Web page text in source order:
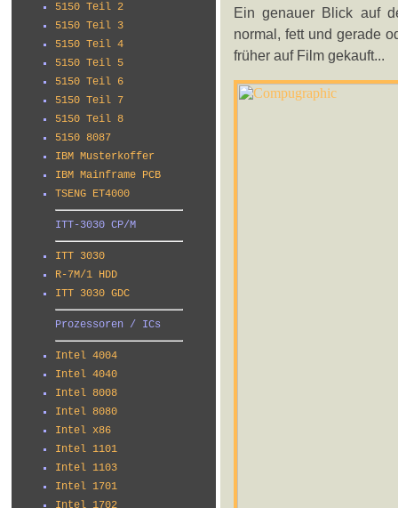
5150 Teil 2
5150 Teil 3
5150 Teil 4
5150 Teil 5
5150 Teil 6
5150 Teil 7
5150 Teil 8
5150 8087
IBM Musterkoffer
IBM Mainframe PCB
TSENG ET4000
ITT-3030 CP/M
ITT 3030
R-7M/1 HDD
ITT 3030 GDC
Prozessoren / ICs
Intel 4004
Intel 4040
Intel 8008
Intel 8080
Intel x86
Intel 1101
Intel 1103
Intel 1701
Ein genauer Blick auf
normal, fett und gerade
früher auf Film gekauft...